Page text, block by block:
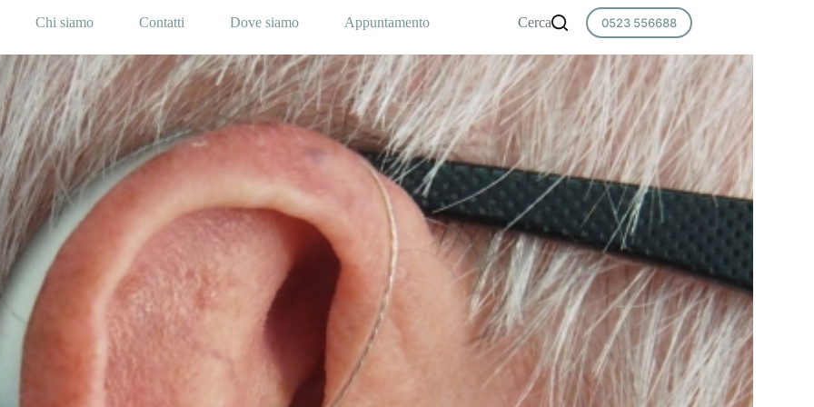
Chi siamo Contatti Dove siamo Appuntamento Cerca 0523 556688